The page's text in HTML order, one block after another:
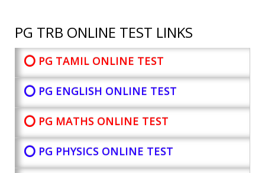
PG TRB ONLINE TEST LINKS
⭕ PG TAMIL ONLINE TEST
⭕ PG ENGLISH ONLINE TEST
⭕ PG MATHS ONLINE TEST
⭕ PG PHYSICS ONLINE TEST